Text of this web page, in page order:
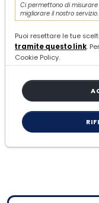
alle
MARTEDÌ
Ci permettono di
migliorare il nostro servizio.
Puoi resettare le tue
tramite questo link.
Cookie Policy.